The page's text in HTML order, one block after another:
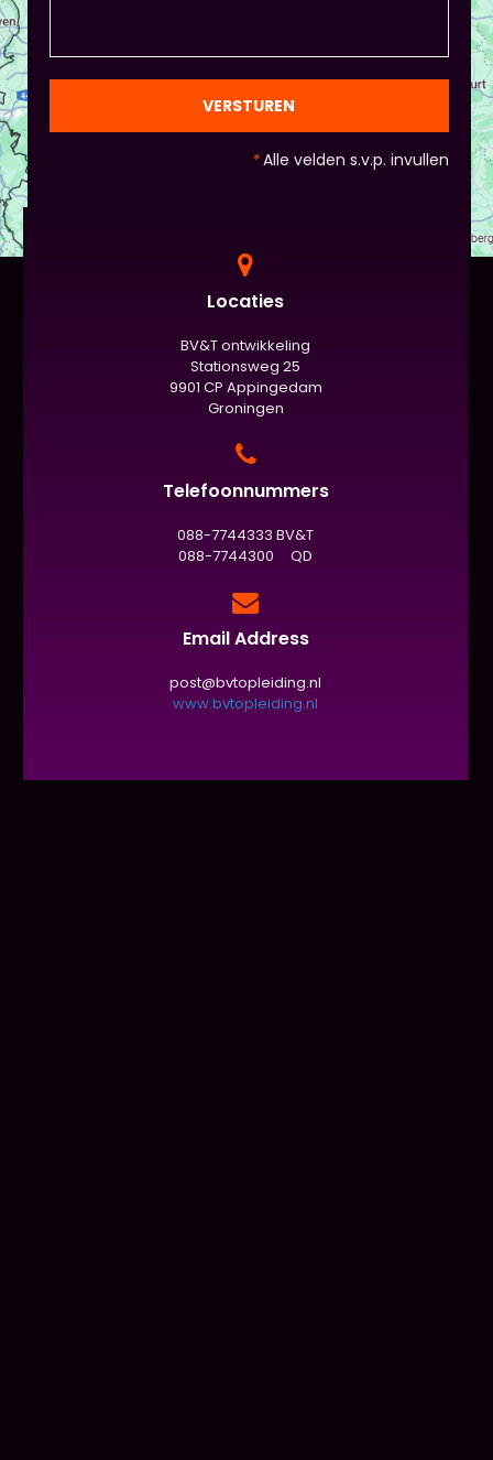
VERSTUREN
*Alle velden s.v.p. invullen
Locaties
BV&T ontwikkeling
Stationsweg 25
9901 CP Appingedam
Groningen
Telefoonnummers
088-7744333 BV&T
088-7744300 QD
Email Address
post@bvtopleiding.nl
www.bvtopleiding.nl